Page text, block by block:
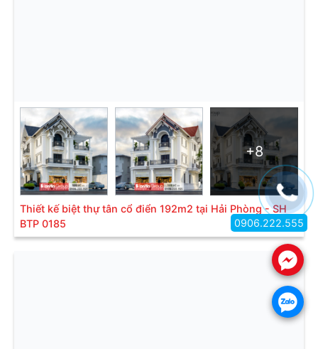
+8
Thiết kế biệt thự tân cổ điển 192m2 tại Hải Phòng - SH
BTP 0185
.
.
0906.222.555